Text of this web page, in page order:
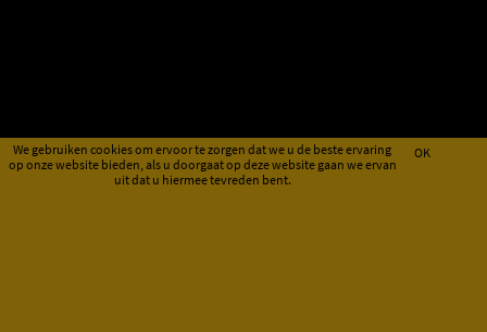
We gebruiken cookies om ervoor te zorgen dat we u de beste ervaring
op onze website bieden, als u doorgaat op deze website gaan we ervan
uit dat u hiermee tevreden bent.
OK